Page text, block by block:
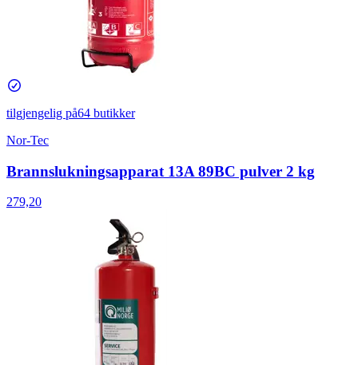
tilgjengelig på64 butikker
Nor-Tec
Brannslukningsapparat 13A 89BC pulver 2 kg
279,20